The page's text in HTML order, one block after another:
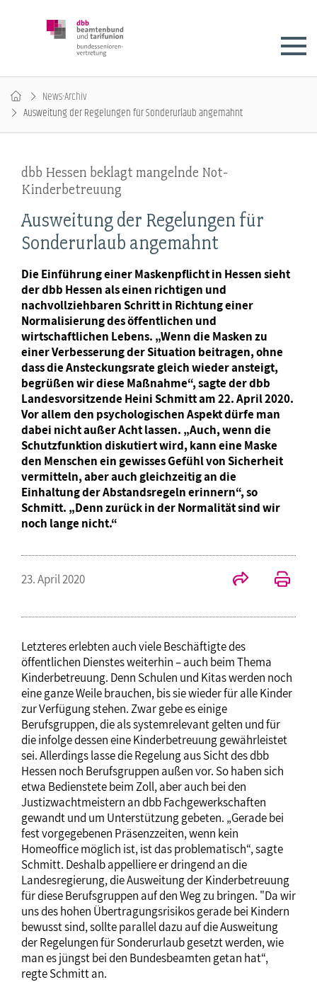
News-Archiv
Ausweitung der Regelungen für Sonderurlaub angemahnt
dbb Hessen beklagt mangelnde Not-
Kinderbetreuung
Ausweitung der Regelungen für
Sonderurlaub angemahnt
Die Einführung einer Maskenpflicht in Hessen sieht
der dbb Hessen als einen richtigen und
nachvollziehbaren Schritt in Richtung einer
Normalisierung des öffentlichen und
wirtschaftlichen Lebens. „Wenn die Masken zu
einer Verbesserung der Situation beitragen, ohne
dass die Ansteckungsrate gleich wieder ansteigt,
begrüßen wir diese Maßnahme“, sagte der dbb
Landesvorsitzende Heini Schmitt am 22. April 2020.
Vor allem den psychologischen Aspekt dürfe man
dabei nicht außer Acht lassen. „Auch, wenn die
Schutzfunktion diskutiert wird, kann eine Maske
den Menschen ein gewisses Gefühl von Sicherheit
vermitteln, aber auch gleichzeitig an die
Einhaltung der Abstandsregeln erinnern“, so
Schmitt. „Denn zurück in der Normalität sind wir
noch lange nicht.“
23. April 2020
Letzteres erlebten auch viele Beschäftigte des
öffentlichen Dienstes weiterhin – auch beim Thema
Kinderbetreuung. Denn Schulen und Kitas werden noch
eine ganze Weile brauchen, bis sie wieder für alle Kinder
zur Verfügung stehen. Zwar gebe es einige
Berufsgruppen, die als systemrelevant gelten und für
die infolge dessen eine Kinderbetreuung gewährleistet
sei. Allerdings lasse die Regelung aus Sicht des dbb
Hessen noch Berufsgruppen außen vor. So haben sich
etwa Bedienstete beim Zoll, aber auch bei den
Justizwachtmeistern an dbb Fachgewerkschaften
gewandt und um Unterstützung gebeten. „Gerade bei
fest vorgegebenen Präsenzzeiten, wenn kein
Homeoffice möglich ist, ist das problematisch“, sagte
Schmitt. Deshalb appelliere er dringend an die
Landesregierung, die Ausweitung der Kinderbetreuung
für diese Berufsgruppen auf den Weg zu bringen. "Da wir
uns des hohen Übertragungsrisikos gerade bei Kindern
bewusst sind, sollte parallel dazu auf die Ausweitung
der Regelungen für Sonderurlaub gesetzt werden, wie
man es jüngst bei den Bundesbeamten getan hat“,
regte Schmitt an.